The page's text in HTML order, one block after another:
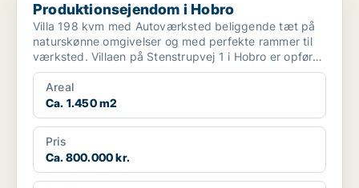
Produktionsejendom i Hobro
Villa 198 kvm med Autoværksted beliggende tæt på
naturskønne omgivelser og med perfekte rammer til
værksted. Villaen på Stenstrupvej 1 i Hobro er opført
...
Areal
Ca. 1.450 m2
Pris
Ca. 800.000 kr.